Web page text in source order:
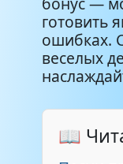
готовить
ошибках.
веселых
📖